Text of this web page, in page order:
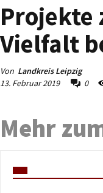
Projekte
Vielfalt
Von Landkreis Leipzig
13. Februar 2019
0
Mehr